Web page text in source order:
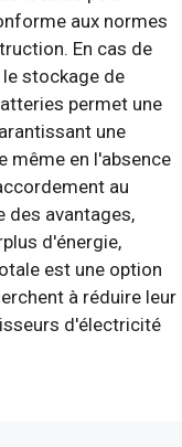
aux normes
En cas de
stockage de
permet une
une
même en l'absence
au
des avantages,
d'énergie,
est une option
à réduire leur
d'électricité